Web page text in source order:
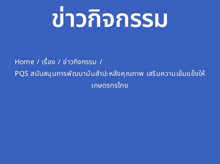
ภาพรวมธุรกิจ
นักลงทุนสัมพันธ์
ความยั่งยืน
ข่าวกิจกรรม
Home เรื่อง
ข่าวกิจกรรม
PQS สนับสนุนการพัฒนามันสำปะหลังคุณภาพ เสริมความเข้มแข็งให้
เกษตรกรไทย